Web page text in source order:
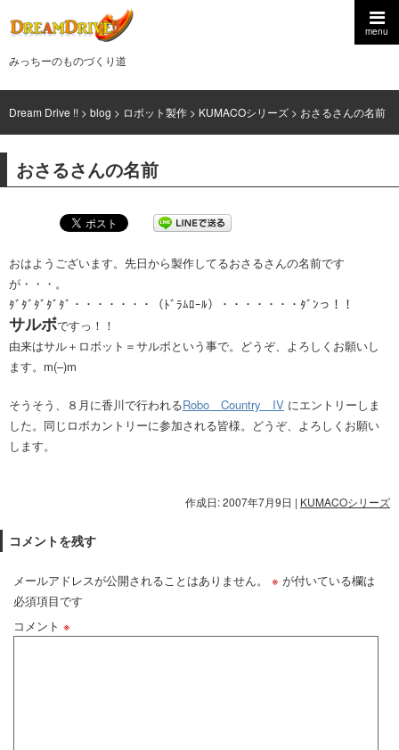
menu
みっちーのものづくり道
Dream Drive !! > blog > ロボット製作 > KUMACOシリーズ > おさるさんの名前
おさるさんの名前
おはようございます。先日から製作してるおさるさんの名前です
が・・・。
ﾀﾞﾀﾞﾀﾞﾀﾞﾀﾞ・・・・・・・（ﾄﾞﾗﾑﾛｰﾙ）・・・・・・・ﾀﾞﾝっ！！
サルボですっ！！
由来はサル＋ロボット＝サルボという事で。どうぞ、よろしくお願いし
ます。m(–)m
そうそう、８月に香川で行われるRobo Country IV にエントリーしま
した。同じロボカントリーに参加される皆様。どうぞ、よろしくお願い
します。
作成日: 2007年7月9日 | KUMACOシリーズ
コメントを残す
メールアドレスが公開されることはありません。 ※ が付いている欄は
必須項目です
コメント ※